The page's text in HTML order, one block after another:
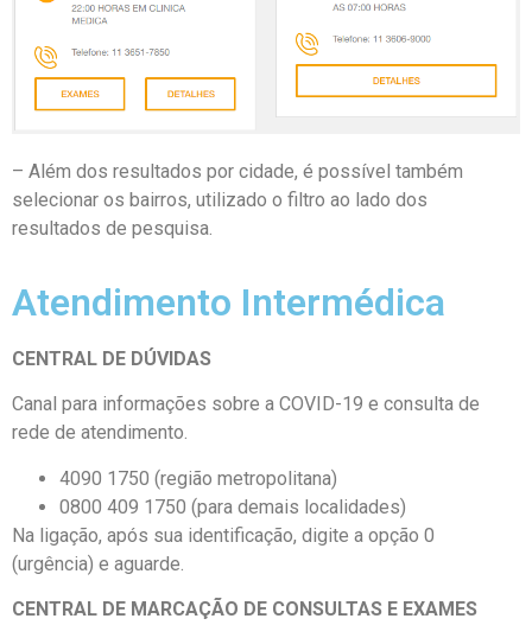
– Além dos resultados por cidade, é possível também
selecionar os bairros, utilizado o filtro ao lado dos
resultados de pesquisa.
Atendimento Intermédica
CENTRAL DE DÚVIDAS
Canal para informações sobre a COVID-19 e consulta de
rede de atendimento.
4090 1750 (região metropolitana)
0800 409 1750 (para demais localidades)
Na ligação, após sua identificação, digite a opção 0
(urgência) e aguarde.
CENTRAL DE MARCAÇÃO DE CONSULTAS E EXAMES